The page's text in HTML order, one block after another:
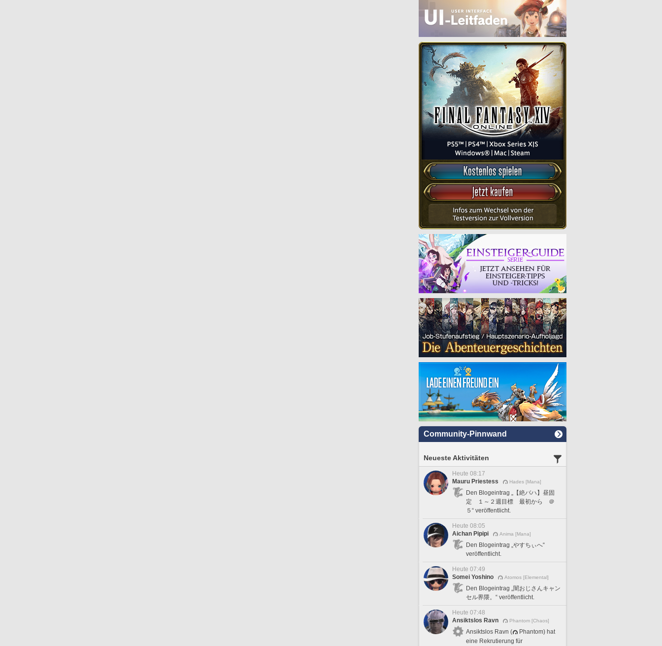
Community-Pinnwand
Neueste Aktivitäten
Heute 08:17
Mauru Priestess
Hades [Mana]
Den Blogeintrag „【絶バハ】昼固
定 １～２週目標 最初から ＠
５“ veröffentlicht.
Heute 08:05
Aichan Pipipi
Anima [Mana]
Den Blogeintrag „やすちぃへ“
veröffentlicht.
Heute 07:49
Somei Yoshino
Atomos [Elemental]
Den Blogeintrag „闇おじさんキャン
セル界隈。“ veröffentlicht.
Heute 07:48
Ansiktslos Ravn
Phantom [Chaos]
Ansiktslos Ravn (
Phantom) hat
eine Rekrutierung für